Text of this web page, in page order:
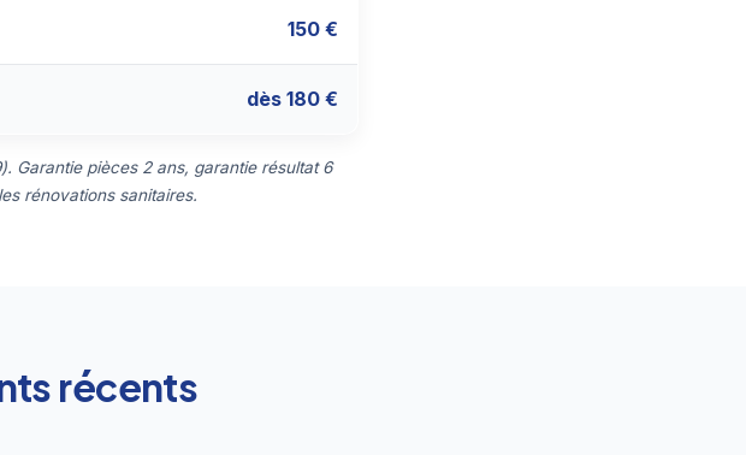
150 €
dès 180 €
Garantie pièces 2 ans, garantie résultat 6
rénovations sanitaires.
récents